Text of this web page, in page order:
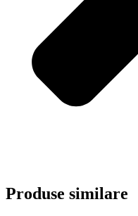
Produse similare